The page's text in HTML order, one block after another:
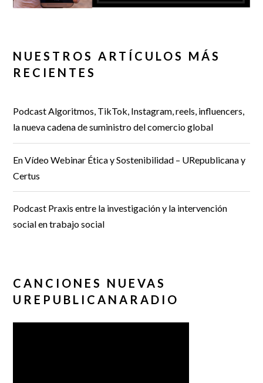
NUESTROS ARTÍCULOS MÁS
RECIENTES
Podcast Algoritmos, TikTok, Instagram, reels, influencers,
la nueva cadena de suministro del comercio global
En Vídeo Webinar Ética y Sostenibilidad – URepublicana y
Certus
Podcast Praxis entre la investigación y la intervención
social en trabajo social
CANCIONES NUEVAS
UREPUBLICANARADIO